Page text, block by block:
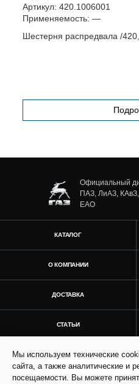
Артикул: 420.1006001
Применяемость: —
Шестерня распредвала /
Официальный
ПАЗ, ЛиАЗ, КАвЗ,
ЕАО
КАТАЛОГ
О КОМПАНИИ
ДОСТАВКА
СТАТЬИ
Получить
Мы используем технические
сайта, а также аналитические и
посещаемости. Вы можете